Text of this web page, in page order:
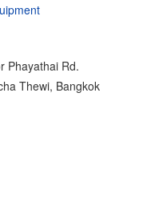
Phayathai Rd.
Thewi, Bangkok